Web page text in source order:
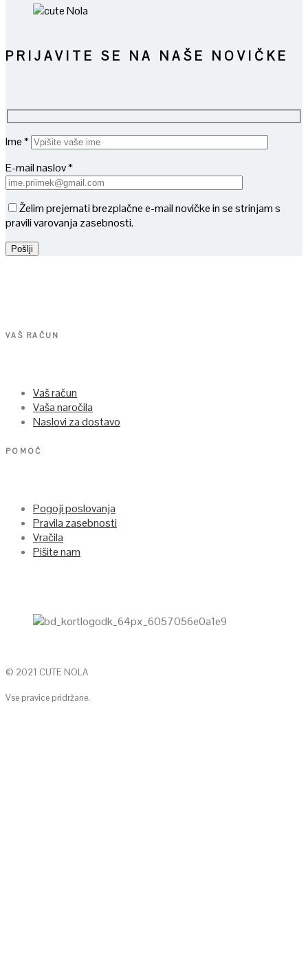
PRIJAVITE SE NA NAŠE NOVIČKE
Ime *
E-mail naslov *
Želim prejemati brezplačne e-mail novičke in se strinjam s
pravili varovanja zasebnosti.
VAŠ RAČUN
Vaš račun
Vaša naročila
Naslovi za dostavo
POMOČ
Pogoji poslovanja
Pravila zasebnosti
Vračila
Pišite nam
© 2021 CUTE NOLA
Vse pravice pridržane.